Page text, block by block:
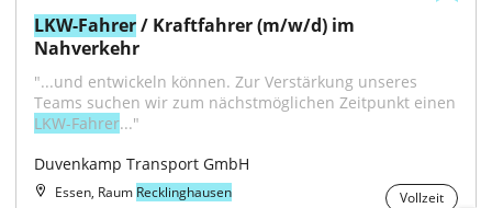
LKW-Fahrer / Kraftfahrer (m/w/d) im
Nahverkehr
"...und entwickeln können. Zur Verstärkung unseres
LKW-Fahrer..."
Duvenkamp Transport GmbH
Essen, Raum Recklinghausen Vollzeit